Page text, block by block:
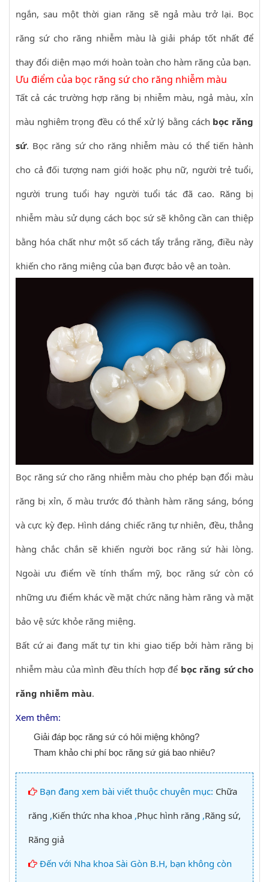
ngắn, sau một thời gian răng sẽ ngả màu trở lại. Bọc
răng sứ cho răng nhiễm màu là giải pháp tốt nhất để
thay đổi diện mạo mới hoàn toàn cho hàm răng của bạn.
Ưu điểm của bọc răng sứ cho răng nhiễm màu
Tất cả các trường hợp răng bị nhiễm màu, ngả màu, xỉn
màu nghiêm trọng đều có thể xử lý bằng cách bọc răng
sứ. Bọc răng sứ cho răng nhiễm màu có thể tiến hành
cho cả đối tượng nam giới hoặc phụ nữ, người trẻ tuổi,
người trung tuổi hay người tuổi tác đã cao. Răng bị
nhiễm màu sử dụng cách bọc sứ sẽ không cần can thiệp
bằng hóa chất như một số cách tẩy trắng răng, điều này
khiến cho răng miệng của bạn được bảo vệ an toàn.
Bọc răng sứ cho răng nhiễm màu cho phép bạn đổi màu
răng bị xỉn, ố màu trước đó thành hàm răng sáng, bóng
và cực kỳ đẹp. Hình dáng chiếc răng tự nhiên, đều, thẳng
hàng chắc chắn sẽ khiến người bọc răng sứ hài lòng.
Ngoài ưu điểm về tính thẩm mỹ, bọc răng sứ còn có
những ưu điểm khác về mặt chức năng hàm răng và mặt
bảo vệ sức khỏe răng miệng.
Bất cứ ai đang mất tự tin khi giao tiếp bởi hàm răng bị
nhiễm màu của mình đều thích hợp để bọc răng sứ cho
răng nhiễm màu.
Xem thêm:
Giải đáp bọc răng sứ có hôi miệng không?
Tham khảo chi phí bọc răng sứ giá bao nhiêu?
Bạn đang xem bài viết thuộc chuyên mục: Chữa
răng ,Kiến thức nha khoa ,Phục hình răng ,Răng sứ,
Răng giả
Đến với Nha khoa Sài Gòn B.H, bạn không còn